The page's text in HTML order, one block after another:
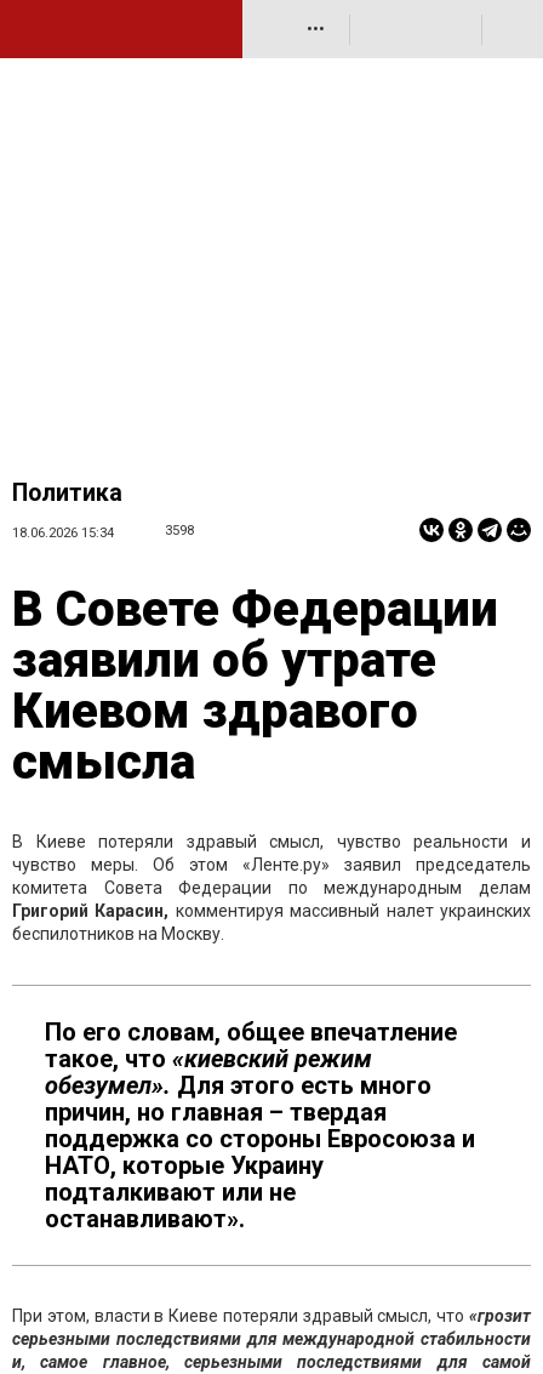
•••
Политика
18.06.2026 15:34 3598
В Совете Федерации
заявили об утрате
Киевом здравого
смысла
В Киеве потеряли здравый смысл, чувство реальности и
чувство меры. Об этом «Ленте.ру» заявил председатель
комитета Совета Федерации по международным делам
Григорий Карасин, комментируя массивный налет украинских
беспилотников на Москву.
По его словам, общее впечатление
такое, что «киевский режим
обезумел». Для этого есть много
причин, но главная – твердая
поддержка со стороны Евросоюза и
НАТО, которые Украину
подталкивают или не
останавливают».
При этом, власти в Киеве потеряли здравый смысл, что «грозит
серьезными последствиями для международной стабильности
и, самое главное, серьезными последствиями для самой